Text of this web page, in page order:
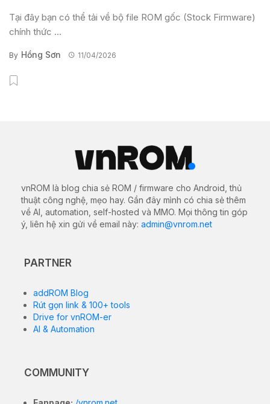
Tại đây bạn có thể tải về bộ file ROM gốc (Stock Firmware)
chính thức ...
By Hồng Sơn 11/04/2026
vnROM là blog chia sẻ ROM / firmware cho Android, thủ
thuật công nghệ, mẹo hay. Gần đây mình có chia sẻ thêm
về AI, automation, self-hosted và MMO. Mọi thông tin góp
ý, liên hệ xin gửi về email này: admin@vnrom.net
PARTNER
addROM Blog
Rút gọn link & 100+ tools
Drive for vnROM-er
AI & Automation
COMMUNITY